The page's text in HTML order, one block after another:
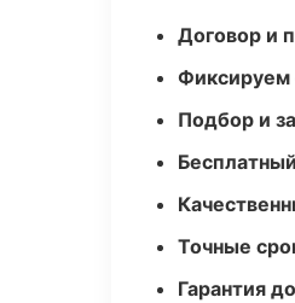
Договор и
Фиксируем
Подбор и
Точные
Гарантия